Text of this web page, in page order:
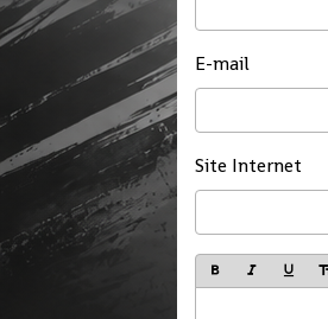
E-mail
Site Internet